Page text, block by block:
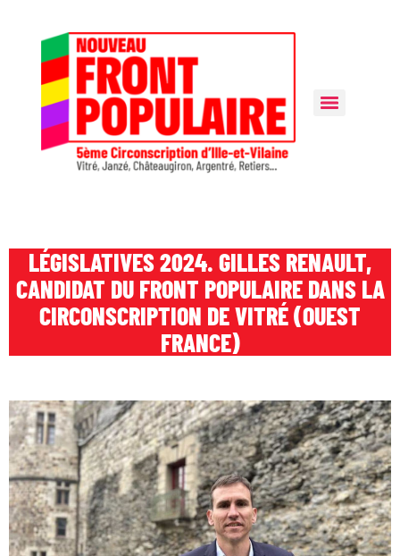
LÉGISLATIVES 2024 . GILLES RENAULT,
CANDIDAT DU FRONT POPULAIRE DANS LA
CIRCONSCRIPTION DE VITRÉ (OUEST
FRANCE)